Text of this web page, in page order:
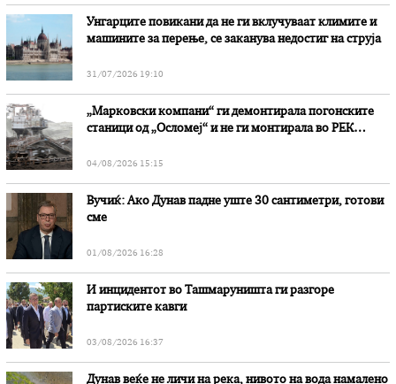
Унгарците повикани да не ги вклучуваат климите и
машините за перење, се заканува недостиг на струја
31/07/2026 19:10
„Марковски компани“ ги демонтирала погонските
станици од „Осломеј“ и не ги монтирала во РЕК
04/08/2026 15:15
Вучиќ: Ако Дунав падне уште 30 сантиметри, готови
сме
01/08/2026 16:28
И инцидентот во Ташмаруништa ги разгоре
партиските кавги
03/08/2026 16:37
Дунав веќе не личи на река, нивото на вода намалено